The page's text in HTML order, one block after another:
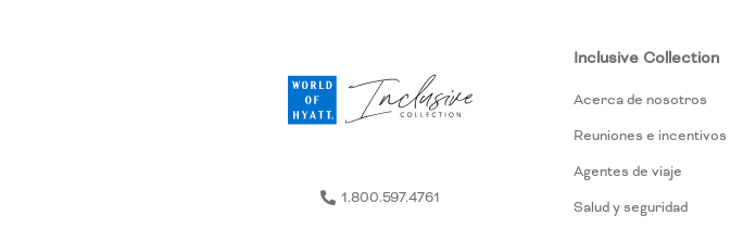
1.800.597.4761
Inclusive Collection
Acerca de nosotros
Reuniones e incentivos
Agentes de viaje
Salud y seguridad